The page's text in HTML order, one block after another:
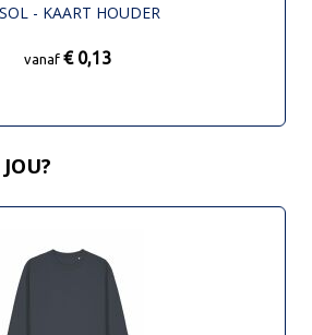
- KAART HOUDER
vanaf € 0,13